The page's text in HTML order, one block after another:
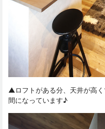
▲ロフトがある分、天井が高
間になっています♪